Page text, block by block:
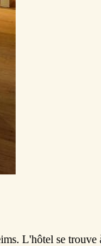
L'hôtel se trouve